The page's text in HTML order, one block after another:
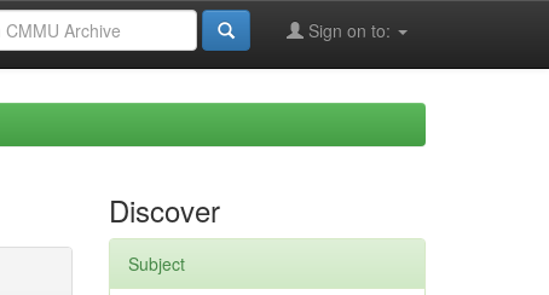
Sign on to:
Discover
Subject